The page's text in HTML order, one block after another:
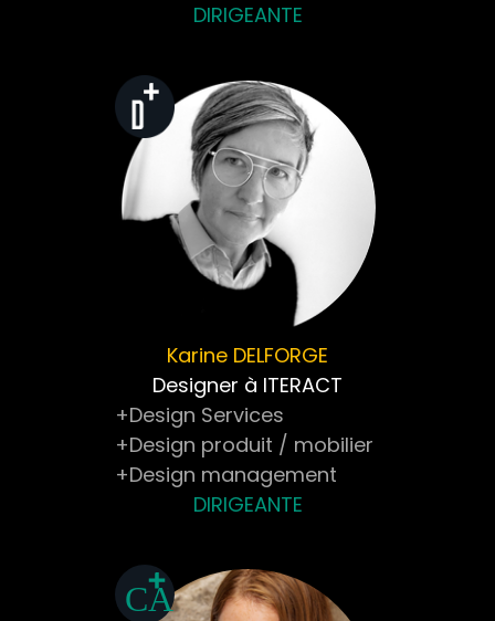
DIRIGEANTE
Karine DELFORGE
Designer à ITERACT
+Design Services
+Design produit / mobilier
+Design management
DIRIGEANTE